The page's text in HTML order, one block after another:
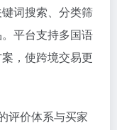
词搜索、分类筛
平台支持多国语
，使跨境交易更
评价体系与买家